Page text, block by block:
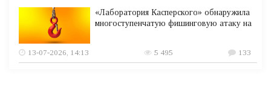
«Лаборатория Касперского» обнаружила
многоступенчатую фишинговую атаку на
13-07-2026, 14:13 5 495 133